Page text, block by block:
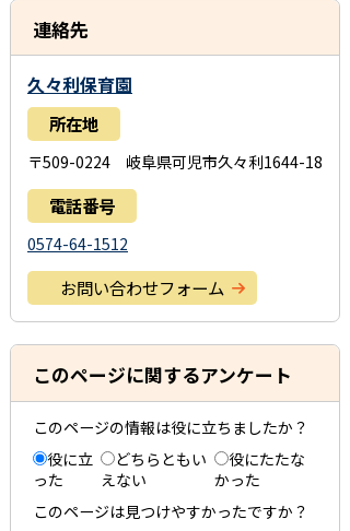
連絡先
久々利保育園
所在地
〒509-0224 岐阜県可児市久々利1644-18
電話番号
0574-64-1512
お問い合わせフォーム
このページに関するアンケート
このページの情報は役に立ちましたか？
役に立
った
どちらともい
えない
役にたたな
かった
このページは見つけやすかったですか？